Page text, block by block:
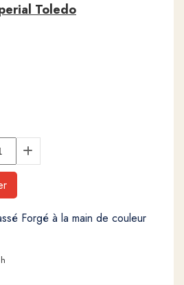
Toledo
Forgé à la main de couleur